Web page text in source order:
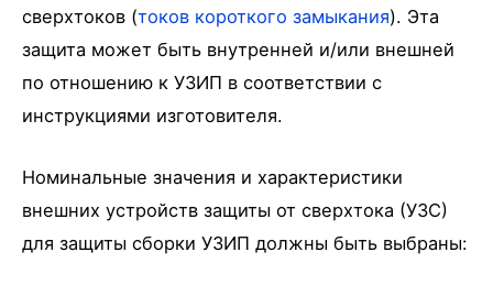
сверхтоков (токов короткого замыкания). Эта
защита может быть внутренней и/или внешней
по отношению к УЗИП в соответствии с
инструкциями изготовителя.
Номинальные значения и характеристики
внешних устройств защиты от сверхтока (УЗС)
для защиты сборки УЗИП должны быть выбраны: